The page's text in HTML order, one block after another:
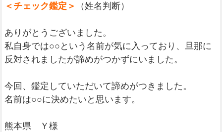
＜チェック鑑定＞ （姓名判断）
ありがとうございました。
私自身では○○という名前が気に入っており、旦那に
反対されましたが諦めがつかずにいました。
今回、鑑定していただいて諦めがつきました。
名前は○○に決めたいと思います。
熊本県 Ｙ様